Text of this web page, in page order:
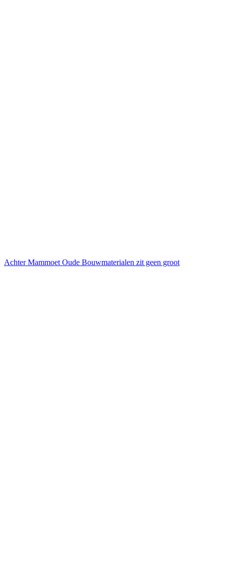
Achter Mammoet Oude Bouwmaterialen zit geen groot